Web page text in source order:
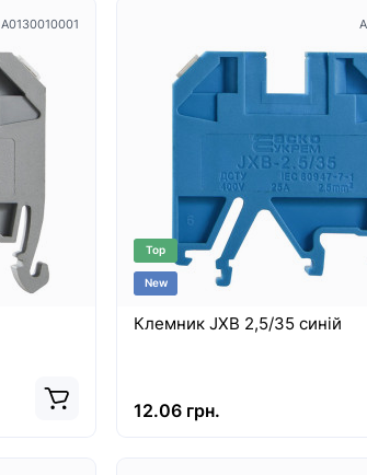
A0130010001
Top
New
Клемник JXB 2,5/35 синій
12.06 грн.